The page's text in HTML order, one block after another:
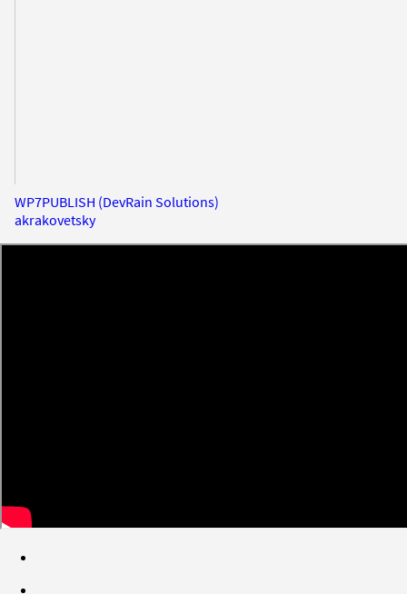
WP7PUBLISH (DevRain Solutions)
akrakovetsky